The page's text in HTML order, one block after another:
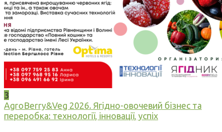
3
AgroBerry&Veg 2026. Ягідно-овочевий бізнес та
переробка: технології, інновації, успіх